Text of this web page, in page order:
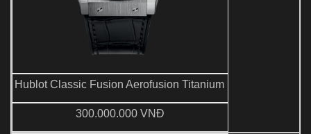
Hublot Classic Fusion Aerofusion Titanium
300.000.000 VNĐ